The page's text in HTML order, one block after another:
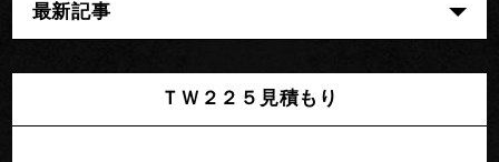
最新記事
ＴＷ２２５見積もり